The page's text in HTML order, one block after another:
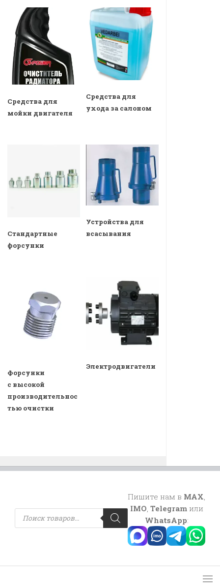
Средства для
мойки двигателя
Средства для
ухода за салоном
Стандартные
форсунки
Устройства для
всасывания
Форсунки
с высокой
производительнос
тью очистки
Электродвигатели
Поиск
товаров
Пишите нам в MAX,
IMO, Telegramили
WhatsApp: